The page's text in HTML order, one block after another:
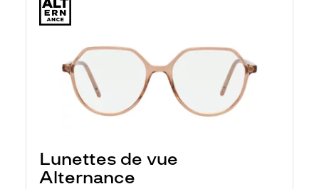
Lunettes de vue
Alternance